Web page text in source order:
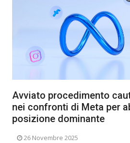
Avviato procedimento
nei confronti di Meta per
posizione dominante
26 Novembre 2025